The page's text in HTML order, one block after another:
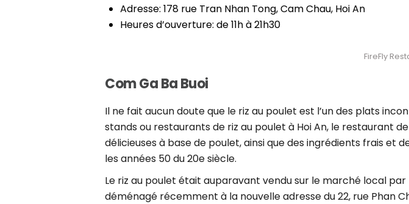
Adresse: 178 rue Tran Nhan Tong, Cam Chau, Hoi An
Heures d’ouverture: de 11h à 21h30
FireFly
Com Ga Ba Buoi
Il ne fait aucun doute que le riz au poulet est l’un des plats
stands ou restaurants de riz au poulet à Hoi An, le restaurant
délicieuses à base de poulet, ainsi que des ingrédients frais et
les années 50 du 20e siècle.
Le riz au poulet était auparavant vendu sur le marché local
déménagé récemment à la nouvelle adresse du 22, rue Phan